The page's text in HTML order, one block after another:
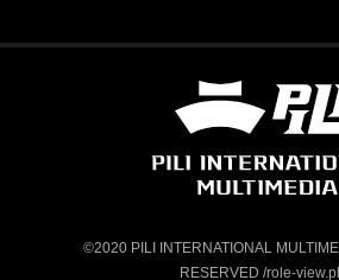
霹靂國
©2020 PILI INTERNATIONAL
RESERVED /role-